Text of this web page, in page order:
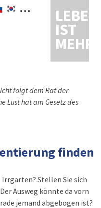
LEBEN
IST
MEHR
folgt dem Rat der
Lust hat am Gesetz des
finden
Stellen Sie sich
Ausweg könnte da vorn
jemand abgebogen ist?